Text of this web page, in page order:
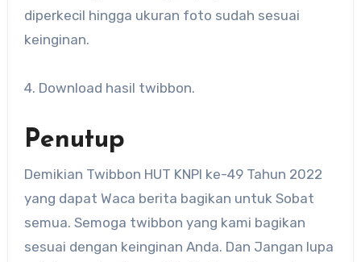
diperkecil hingga ukuran foto sudah sesuai
keinginan.
4. Download hasil twibbon.
Penutup
Demikian Twibbon HUT KNPI ke-49 Tahun 2022
yang dapat Waca berita bagikan untuk Sobat
semua. Semoga twibbon yang kami bagikan
sesuai dengan keinginan Anda. Dan Jangan lupa